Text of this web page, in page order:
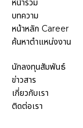
หน้ารวม
บทความ
หน้าหลัก Career
ค้นหาตำแหน่งงาน
นักลงทุนสัมพันธ์
ข่าวสาร
เกี่ยวกับเรา
ติดต่อเรา